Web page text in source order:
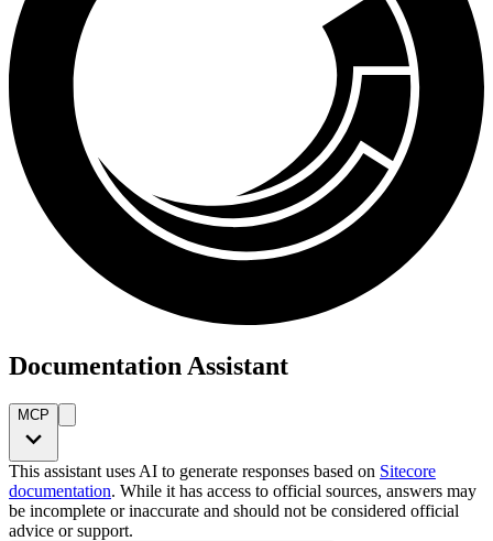
Documentation Assistant
MCP
This assistant uses AI to generate responses based on Sitecore
documentation. While it has access to official sources, answers may
be incomplete or inaccurate and should not be considered official
advice or support.